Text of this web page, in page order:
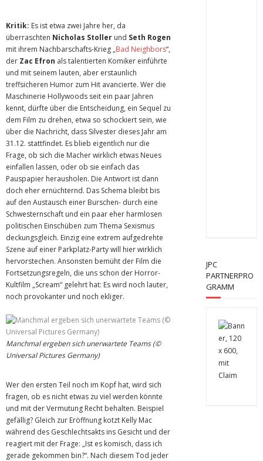
Kritik: Es ist etwa zwei Jahre her, da
überraschten Nicholas Stoller und Seth Rogen
mit ihrem Nachbarschafts-Krieg „Bad Neighbors“,
der Zac Efron als talentierten Komiker einführte
und mit seinem lauten, aber erstaunlich
treffsicheren Humor zum Hit avancierte. Wer die
Maschinerie Hollywoods seit ein paar Jahren
kennt, dürfte über die Entscheidung, ein Sequel zu
dem Film zu drehen, etwa so schockiert sein, wie
über die Nachricht, dass Silvester dieses Jahr am
31.12. stattfindet. Es blieb eigentlich nur die
Frage, ob sich die Macher wirklich etwas Neues
einfallen lassen, oder ob sie einfach das
Pauspapier herausholen. Die Antwort ist dann
doch eher ernüchternd. Das Schema bleibt bis
auf den Austausch einer Burschen- durch eine
Schwesternschaft und ein paar eher harmlosen
politischen Einschüben zum Thema Sexismus
deckungsgleich. Einzig eine extrem aufgedrehte
Szene auf einer Parkplatz-Party will hier wirklich
hervorstechen. Ansonsten bemüht der Film die
Fortsetzungsregeln, die uns schon der Horror-
Kultfilm „Scream“ gelehrt hat: Es wird noch lauter,
noch provokanter und noch ekliger.
Manchmal ergeben sich unerwartete Teams (©
Universal Pictures Germany)
Wer den ersten Teil noch im Kopf hat, wird sich
fragen, ob es nicht etwas zu viel werden könnte
und mit der Vermutung Recht behalten. Beispiel
gefällig? Gleich zur Eröffnung kotzt Kelly Mac
während des Geschlechtsakts ins Gesicht und der
reagiert mit der Frage: „Ist es komisch, dass ich
gerade gekommen bin?“. Nach diesem Tod jeder
JPC
PARTNERPRO
GRAMM